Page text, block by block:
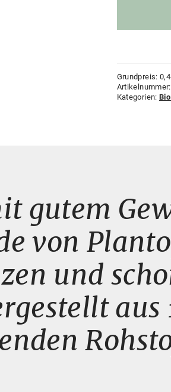
Grundpreis:
Kategorien:
gutem
von
und
aus